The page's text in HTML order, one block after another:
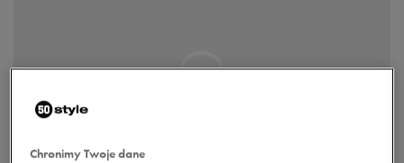
Chronimy Twoje dane